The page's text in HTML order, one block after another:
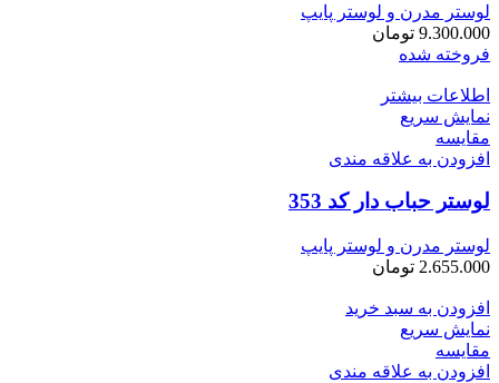
لوستر مدرن و لوستر پایپ
9.300.000 تومان
فروخته شده
اطلاعات بیشتر
نمایش سریع
مقايسه
افزودن به علاقه مندی
لوستر حباب دار کد 353
لوستر مدرن و لوستر پایپ
2.655.000 تومان
افزودن به سبد خرید
نمایش سریع
مقايسه
افزودن به علاقه مندی